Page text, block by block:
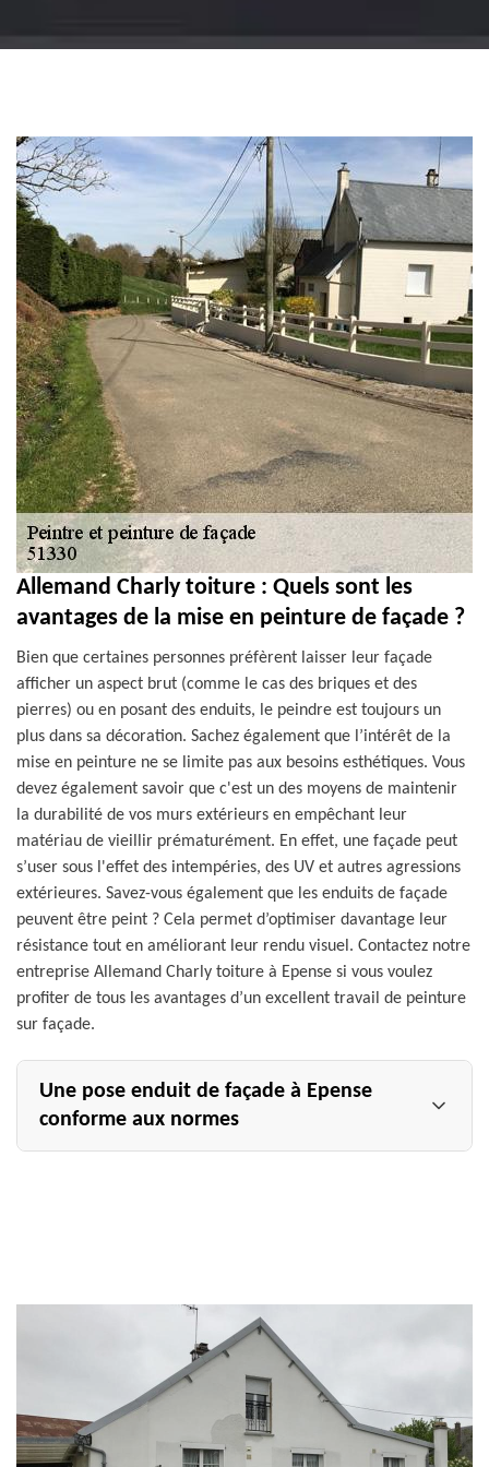
et PVC 51
Allemand Charly toiture : Quels sont les
avantages de la mise en peinture de façade ?
Bien que certaines personnes préfèrent laisser leur façade
afficher un aspect brut (comme le cas des briques et des
pierres) ou en posant des enduits, le peindre est toujours un
plus dans sa décoration. Sachez également que l’intérêt de la
mise en peinture ne se limite pas aux besoins esthétiques. Vous
devez également savoir que c'est un des moyens de maintenir
la durabilité de vos murs extérieurs en empêchant leur
matériau de vieillir prématurément. En effet, une façade peut
s’user sous l'effet des intempéries, des UV et autres agressions
extérieures. Savez-vous également que les enduits de façade
peuvent être peint ? Cela permet d’optimiser davantage leur
résistance tout en améliorant leur rendu visuel. Contactez notre
entreprise Allemand Charly toiture à Epense si vous voulez
profiter de tous les avantages d’un excellent travail de peinture
sur façade.
Une pose enduit de façade à Epense
conforme aux normes
le cahier de charges qui nous sera fournit, nous pourrons
appliquer de l’enduit à finition rustique, à finition grattée,
à finition talochée, etc. Nous prendrons soin de respecter
les étapes à suivre et de rester dans les normes.